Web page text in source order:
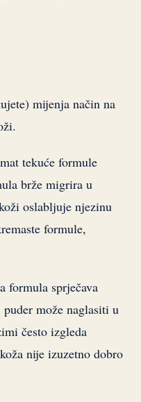
mijenja način na
tekuće formule
brže migrira u
oslabljuje njezinu
formule,
formula sprječava
može naglasiti u
često izgleda
nije izuzetno dobro